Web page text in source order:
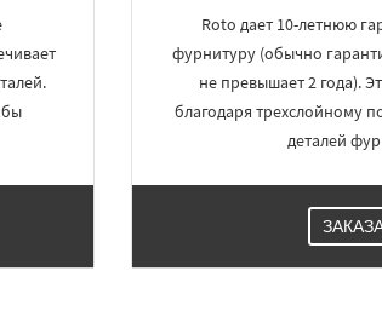
Roto дает 10-летнюю
фурнитуру (обычно
не превышает 2 года).
благодаря трехслойному
деталей